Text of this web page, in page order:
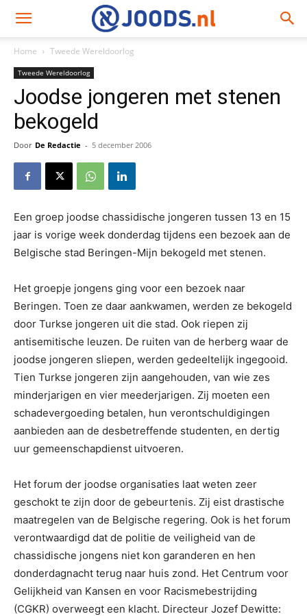
Home Tweede Wereldoorlog
Tweede Wereldoorlog
Joodse jongeren met stenen
bekogeld
Door De Redactie - 5 december 2006
Een groep joodse chassidische jongeren tussen 13 en 15
jaar is vorige week donderdag tijdens een bezoek aan de
Belgische stad Beringen-Mijn bekogeld met stenen.
Het groepje jongens ging voor een bezoek naar
Beringen. Toen ze daar aankwamen, werden ze bekogeld
door Turkse jongeren uit die stad. Ook riepen zij
antisemitische leuzen. De ruiten van de herberg waar de
joodse jongeren sliepen, werden gedeeltelijk ingegooid.
Tien Turkse jongeren zijn aangehouden, van wie zes
minderjarigen en vier meederjarigen. Zij moeten een
schadevergoeding betalen, hun verontschuldigingen
aanbieden aan de desbetreffende studenten, en dertig
uur gemeenschapdienst uitvoeren.
Het forum der joodse organisaties laat weten zeer
geschokt te zijn door de gebeurtenis. Zij eist drastische
maatregelen van de Belgische regering. Ook is het forum
verontwaardigd dat de politie de veiligheid van de
chassidische jongens niet kon garanderen en hen
donderdagnacht terug naar huis zond. Het Centrum voor
Gelijkheid van Kansen en voor Racismebestrijding
(CGKR) overweegt een klacht. Directeur Jozef Dewitte: